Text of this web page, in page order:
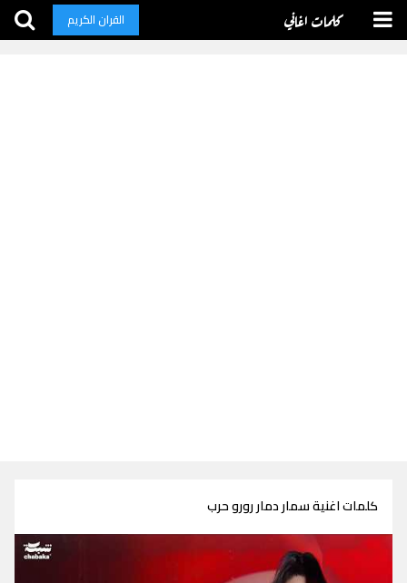
كلمات اغاني القران الكريم
كلمات اغنية سمار دمار رورو حرب